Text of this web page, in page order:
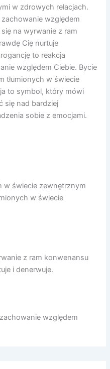
w zdrowych relacjach.
zachowanie względem
na wyrwanie z ram
Cię nurtuje
to reakcja
względem Ciebie. Bycie
tłumionych w świecie
to symbol, który mówi
się nad bardziej
sobie z emocjami.
w świecie zewnętrznym
w świecie
z ram konwenansu
i denerwuje.
względem